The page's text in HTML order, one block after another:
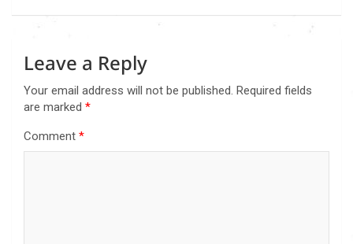
Leave a Reply
Your email address will not be published. Required fields
are marked *
Comment *